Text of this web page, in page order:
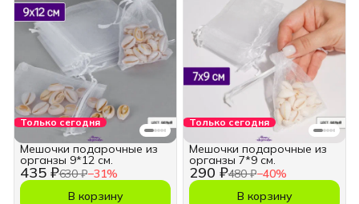
Только сегодня
435 ₽630 ₽−31%
Мешочки подарочные из
органзы 9*12 см.
В корзину
Только сегодня
290 ₽480 ₽−40%
Мешочки подарочные из
органзы 7*9 см.
В корзину